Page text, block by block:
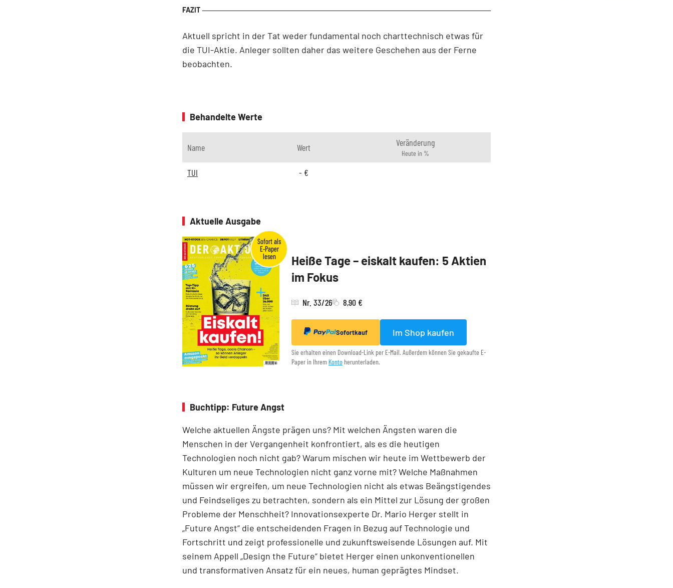
Aktuell spricht in der Tat weder fundamental noch charttechnisch etwas für
die TUI-Aktie. Anleger sollten daher das weitere Geschehen aus der Ferne
beobachten.
Behandelte Werte
Name Wert Veränderung
Heute in %
TUI - €
Aktuelle Ausgabe
Heiße Tage – eiskalt kaufen: 5 Aktien
im Fokus
Nr. 33/26 8,90 €
Sofortkauf Im Shop kaufen
Sie erhalten einen Download-Link per E-Mail. Außerdem können Sie gekaufte E-
Paper in Ihrem Konto herunterladen.
Buchtipp: Future Angst
Welche aktuellen Ängste prägen uns? Mit welchen Ängsten waren die
Menschen in der Vergangenheit konfrontiert, als es die heutigen
Technologien noch nicht gab? Warum mischen wir heute im Wettbewerb der
Kulturen um neue Technologien nicht ganz vorne mit? Welche Maßnahmen
müssen wir ergreifen, um neue Technologien nicht als etwas Beängstigendes
und Feindseliges zu betrachten, sondern als ein Mittel zur Lösung der großen
Probleme der Menschheit? Innovationsexperte Dr. Mario Herger stellt in
„Future Angst“ die entscheidenden Fragen in Bezug auf Technologie und
Fortschritt und zeigt professionelle und zukunftsweisende Lösungen auf. Mit
seinem Appell „Design the Future“ bietet Herger einen unkonventionellen
und transformativen Ansatz für ein neues, human geprägtes Mindset.